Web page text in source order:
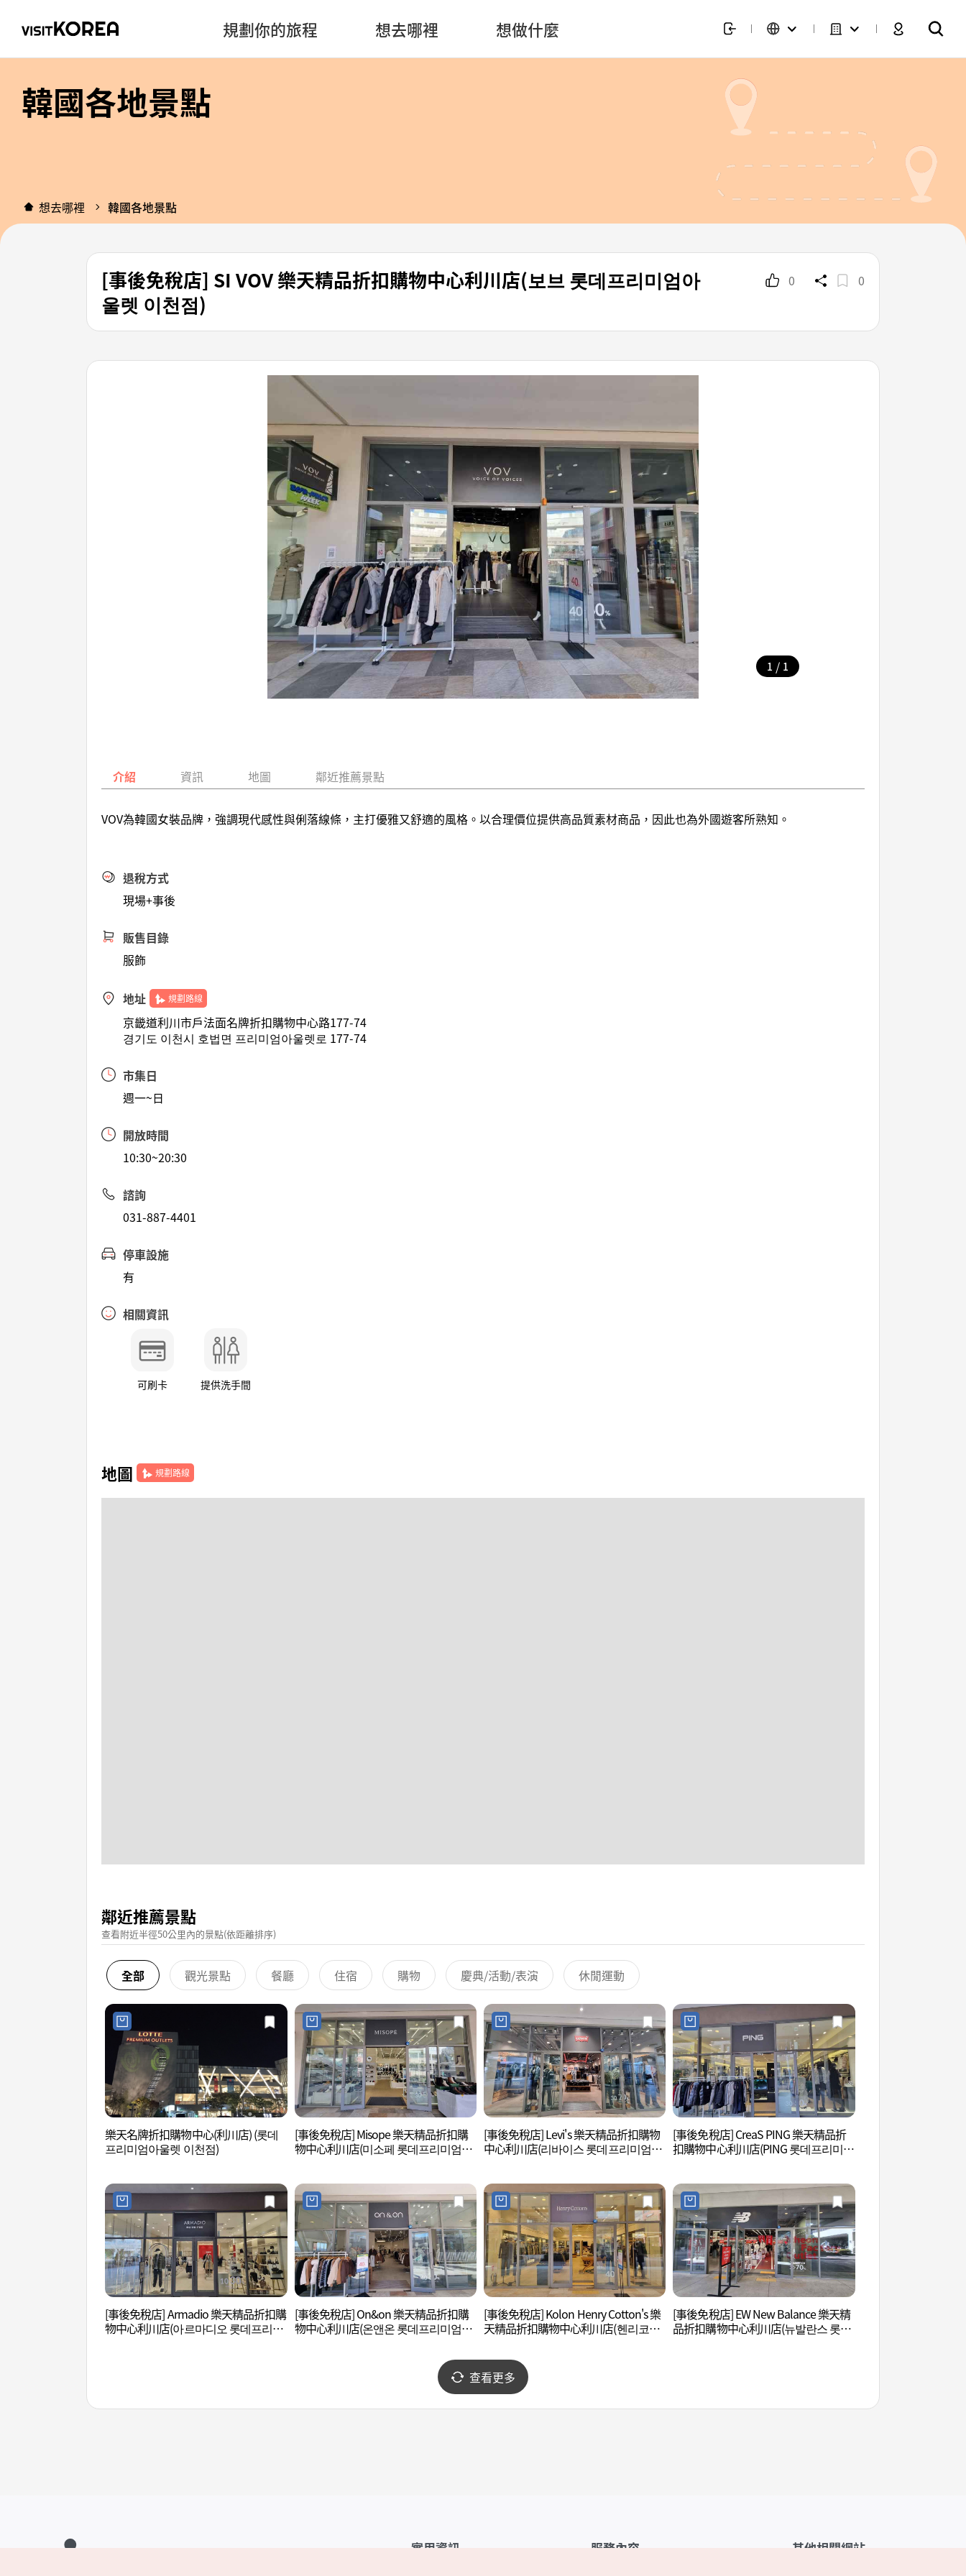
規劃你的旅程 想去哪裡 想做什麼
韓國各地景點
想去哪裡 韓國各地景點
[事後免稅店] SI VOV 樂天精品折扣購物中心利川店(보브 롯데프리미엄아
울렛 이천점)
0 0
1 / 1
介紹 資訊 地圖 鄰近推薦景點
VOV為韓國女裝品牌，強調現代感性與俐落線條，主打優雅又舒適的風格。以合理價位提供高品質素材商品，因此也為外國遊客所熟知。
退稅方式
現場+事後
販售目錄
服飾
地址 規劃路線
京畿道利川市戶法面名牌折扣購物中心路177-74
경기도 이천시 호법면 프리미엄아울렛로 177-74
市集日
週一~日
開放時間
10:30~20:30
諮詢
031-887-4401
停車設施
有
相關資訊
可刷卡 提供洗手間
地圖 規劃路線
鄰近推薦景點
查看附近半徑50公里內的景點(依距離排序)
全部 觀光景點 餐廳 住宿 購物 慶典/活動/表演 休閒運動
樂天名牌折扣購物中心(利川店) (롯데
프리미엄아울렛 이천점)
[事後免稅店] Misope 樂天精品折扣購
物中心利川店(미소페 롯데프리미엄아
[事後免稅店] Levi's 樂天精品折扣購物
中心利川店(리바이스 롯데프리미엄아
[事後免稅店] CreaS PING 樂天精品折
扣購物中心利川店(PING 롯데프리미엄
[事後免稅店] Armadio 樂天精品折扣購
物中心利川店(아르마디오 롯데프리미
[事後免稅店] On&on 樂天精品折扣購
物中心利川店(온앤온 롯데프리미엄아
[事後免稅店] Kolon Henry Cotton's 樂
天精品折扣購物中心利川店(헨리코튼
[事後免稅店] EW New Balance 樂天精
品折扣購物中心利川店(뉴발란스 롯데
查看更多
實用資訊 服務內容 其他相關網站